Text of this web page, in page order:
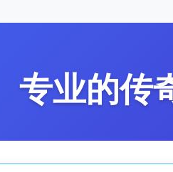
专业的传